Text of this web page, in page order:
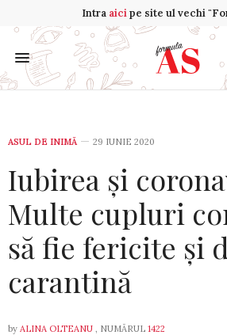
Intra aicipe site ul vechi
ASUL DE INIMĂ 29 IUNIE 2020
Iubirea și
Multe cupluri
să fie fericite și
carantină
by ALINA OLTEANU , NUMĂRUL 1422